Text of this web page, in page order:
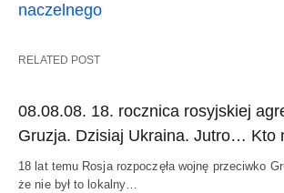
naczelnego
RELATED POST
08.08.08. 18. rocznica rosyjskiej
Gruzja. Dzisiaj Ukraina. Jutro… Kto
18 lat temu Rosja rozpoczęła wojnę przeciwko
że nie był to lokalny…